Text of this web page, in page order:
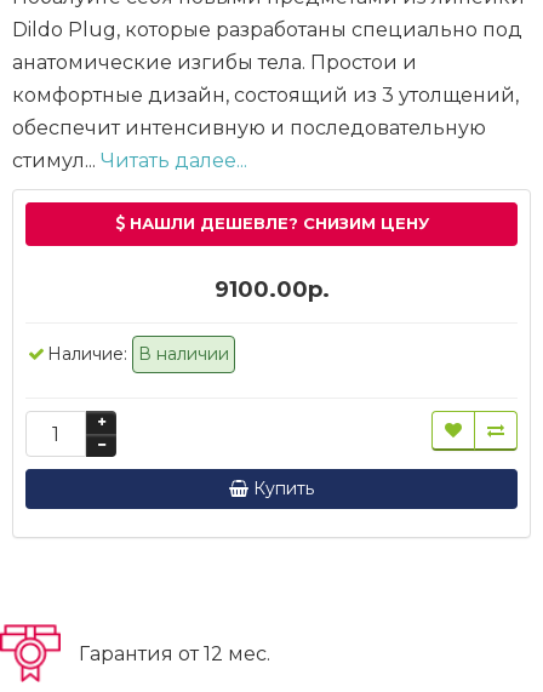
Dildo Plug, которые разработаны специально под
анатомические изгибы тела. Простои и
комфортные дизайн, состоящий из 3 утолщений,
обеспечит интенсивную и последовательную
стимул... Читать далее...
НАШЛИ ДЕШЕВЛЕ? СНИЗИМ ЦЕНУ
9100.00р.
Наличие: В наличии
Купить
Гарантия от 12 мес.